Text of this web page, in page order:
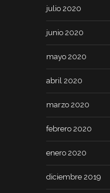
julio 2020
junio 2020
mayo 2020
abril 2020
marzo 2020
febrero 2020
enero 2020
diciembre 2019